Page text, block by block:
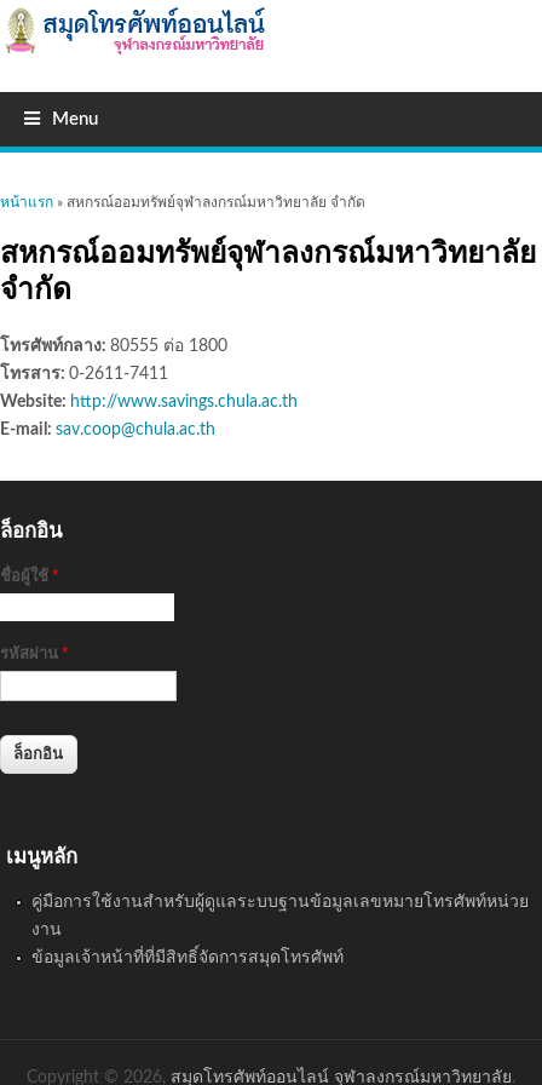
Menu
คุณอยู่ที่นี่
หน้าแรก » สหกรณ์ออมทรัพย์จุฬาลงกรณ์มหาวิทยาลัย จำกัด
สหกรณ์ออมทรัพย์จุฬาลงกรณ์มหาวิทยาลัย
จำกัด
โทรศัพท์กลาง: 80555 ต่อ 1800
โทรสาร: 0-2611-7411
Website: http://www.savings.chula.ac.th
E-mail: sav.coop@chula.ac.th
ล็อกอิน
ชื่อผู้ใช้ *
รหัสผ่าน *
เมนูหลัก
คู่มือการใช้งานสำหรับผู้ดูแลระบบฐานข้อมูลเลขหมายโทรศัพท์หน่วย
งาน
ข้อมูลเจ้าหน้าที่ที่มีสิทธิ์จัดการสมุดโทรศัพท์
Copyright © 2026, สมุดโทรศัพท์ออนไลน์ จุฬาลงกรณ์มหาวิทยาลัย.